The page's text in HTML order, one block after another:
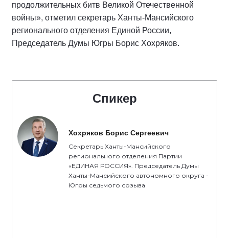
продолжительных битв Великой Отечественной
войны», отметил секретарь Ханты-Мансийского
регионального отделения Единой России,
Председатель Думы Югры Борис Хохряков.
Спикер
Хохряков Борис Сергеевич
Секретарь Ханты-Мансийского
регионального отделения Партии
«ЕДИНАЯ РОССИЯ». Председатель Думы
Ханты-Мансийского автономного округа -
Югры седьмого созыва